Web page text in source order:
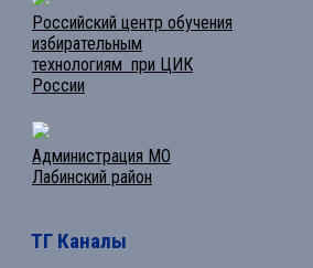
Российский центр обучения
избирательным
технологиям при ЦИК
России
Администрация МО
Лабинский район
ТГ Каналы